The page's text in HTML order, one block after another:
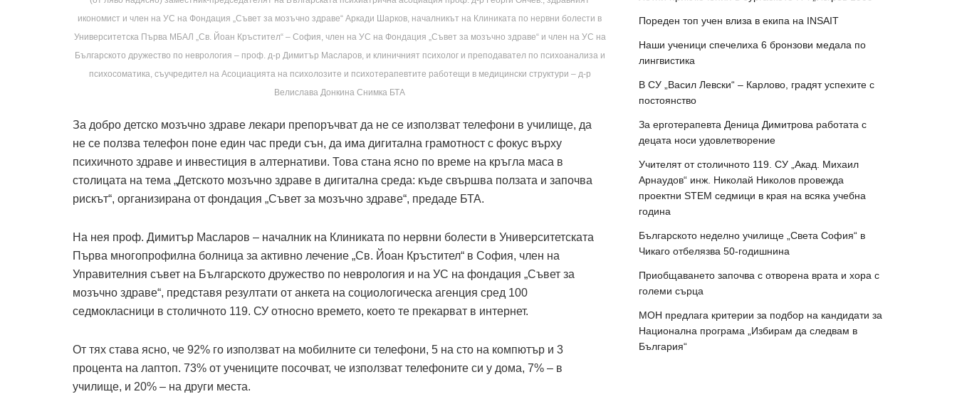
икономист и член на УС на Фондация „Съвет за мозъчно здраве“ Аркади Шарков, началникът на Клиниката по нервни болести в
Университетска Първа МБАЛ „Св. Йоан Кръстител“ – София, член на УС на Фондация „Съвет за мозъчно здраве“ и член на УС на
Българското дружество по неврология – проф. д-р Димитър Масларов, и клиничният психолог и преподавател по психоанализа и
психосоматика, съучредител на Асоциацията на психолозите и психотерапевтите работещи в медицински структури – д-р
Велислава Донкина Снимка БТА
За добро детско мозъчно здраве лекари препоръчват да не се използват телефони в училище, да
не се ползва телефон поне един час преди сън, да има дигитална грамотност с фокус върху
психичното здраве и инвестиция в алтернативи. Това стана ясно по време на кръгла маса в
столицата на тема „Детското мозъчно здраве в дигитална среда: къде свършва ползата и започва
рискът“, организирана от фондация „Съвет за мозъчно здраве“, предаде БТА.
На нея проф. Димитър Масларов – началник на Клиниката по нервни болести в Университетската
Първа многопрофилна болница за активно лечение „Св. Йоан Кръстител“ в София, член на
Управителния съвет на Българското дружество по неврология и на УС на фондация „Съвет за
мозъчно здраве“, представя резултати от анкета на социологическа агенция сред 100
седмокласници в столичното 119. СУ относно времето, което те прекарват в интернет.
От тях става ясно, че 92% го използват на мобилните си телефони, 5 на сто на компютър и 3
процента на лаптоп. 73% от учениците посочват, че използват телефоните си у дома, 7% – в
училище, и 20% – на други места.
Пореден топ учен влиза в екипа на INSAIT
Наши ученици спечелиха 6 бронзови медала по
лингвистика
В СУ „Васил Левски“ – Карлово, градят успехите с
постоянство
За ерготерапевта Деница Димитрова работата с
децата носи удовлетворение
Учителят от столичното 119. СУ „Акад. Михаил
Арнаудов“ инж. Николай Николов провежда
проектни STEM седмици в края на всяка учебна
година
Българското неделно училище „Света София“ в
Чикаго отбелязва 50-годишнина
Приобщаването започва с отворена врата и хора с
големи сърца
МОН предлага критерии за подбор на кандидати за
Национална програма „Избирам да следвам в
България“